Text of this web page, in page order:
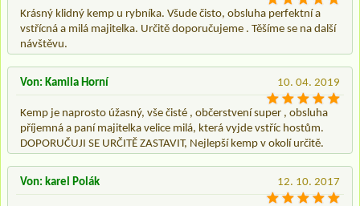
Krásný klidný kemp u rybníka. Všude čisto, obsluha perfektní a
vstřícná a milá majitelka. Určitě doporučujeme . Těšíme se na další
návštěvu.
10. 04. 2019
Von: Kamila Horní
Kemp je naprosto úžasný, vše čisté , občerstvení super , obsluha
příjemná a paní majitelka velice milá, která vyjde vstříc hostům.
DOPORUČUJI SE URČITĚ ZASTAVIT, Nejlepší kemp v okolí určitě.
12. 10. 2017
Von: karel Polák